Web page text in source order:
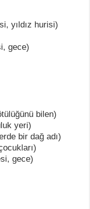
yıldız hurisi)
gece)
bilen)
yeri)
bir dağ adı)
gece)